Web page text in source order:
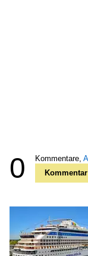
0 Kommentare,